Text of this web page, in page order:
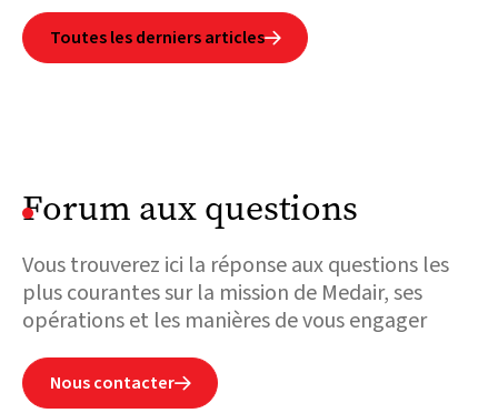
Toutes les derniers articles
Forum aux questions
Vous trouverez ici la réponse aux questions les
plus courantes sur la mission de Medair, ses
opérations et les manières de vous engager
Nous contacter